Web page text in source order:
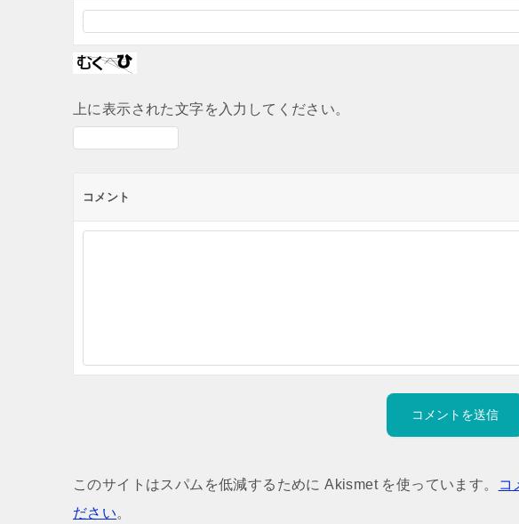
上に表示された文字を入力してください。
コメント
このサイトはスパムを低減するために Akismet を使っています。
コ
ださい。